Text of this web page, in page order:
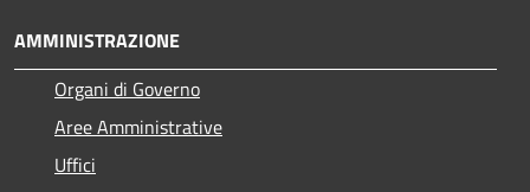
AMMINISTRAZIONE
Organi di Governo
Aree Amministrative
Uffici